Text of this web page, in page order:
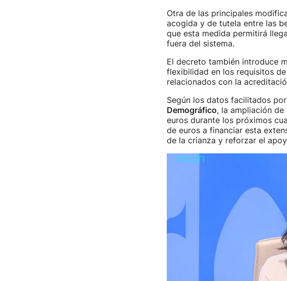
Otra de las principales
acogida y de tutela entre las
que esta medida permitirá
fuera del sistema.
El decreto también introduce
flexibilidad en los requisitos
relacionados con la
Según los datos facilitados
Demográfico, la ampliación
euros durante los próximos
de euros a financiar esta
de la crianza y reforzar el